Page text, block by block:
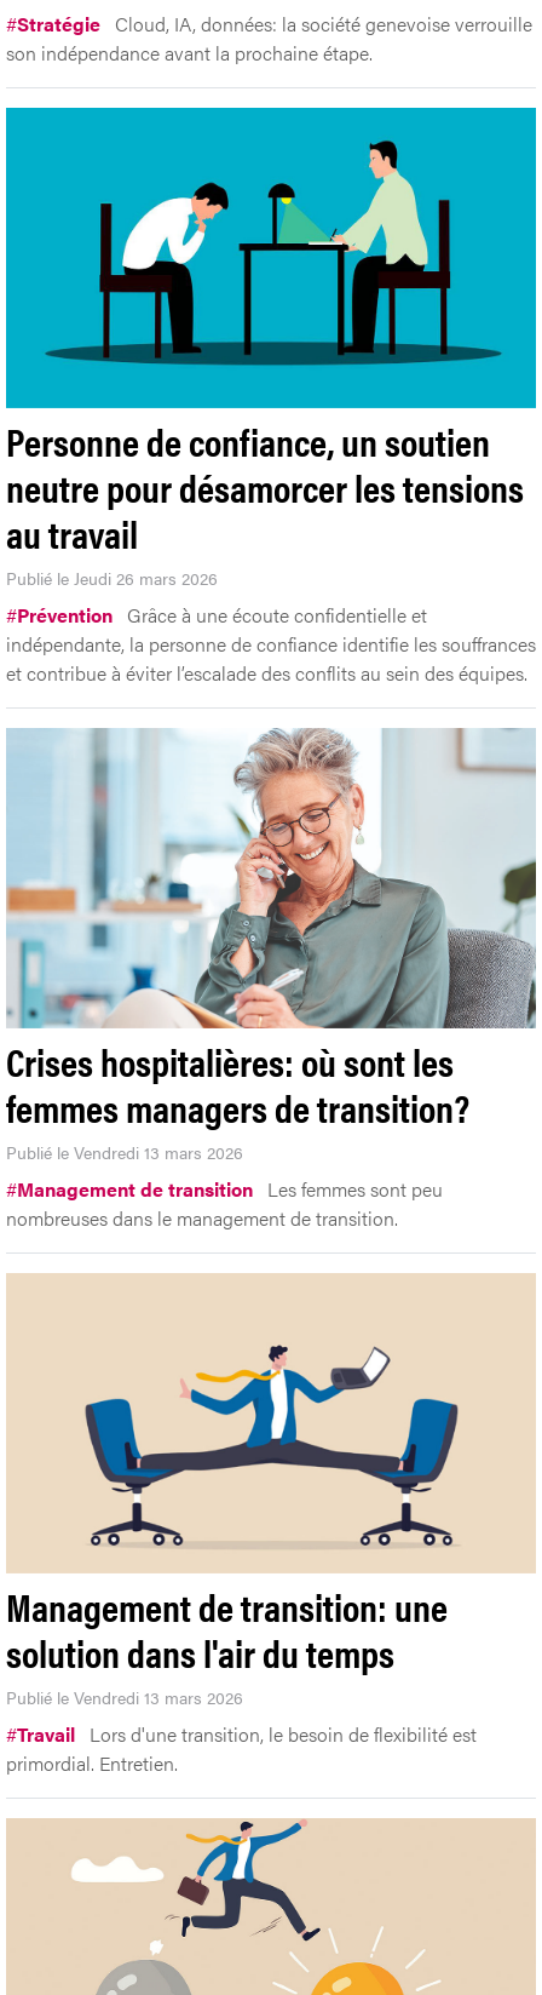
#Stratégie Cloud, IA, données: la société genevoise verrouille
son indépendance avant la prochaine étape.
Personne de confiance, un soutien
neutre pour désamorcer les tensions
au travail
Publié le Jeudi 26 mars 2026
#Prévention Grâce à une écoute confidentielle et
indépendante, la personne de confiance identifie les souffrances
et contribue à éviter l’escalade des conflits au sein des équipes.
Crises hospitalières: où sont les
femmes managers de transition?
Publié le Vendredi 13 mars 2026
#Management de transition Les femmes sont peu
nombreuses dans le management de transition.
Management de transition: une
solution dans l'air du temps
Publié le Vendredi 13 mars 2026
#Travail Lors d'une transition, le besoin de flexibilité est
primordial. Entretien.